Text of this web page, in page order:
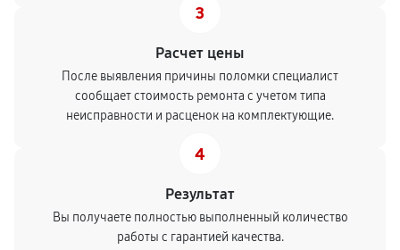
3
Расчет цены
После выявления причины поломки специалист
сообщает стоимость ремонта с учетом типа
неисправности и расценок на комплектующие.
4
Результат
Вы получаете полностью выполненный количество
работы с гарантией качества.